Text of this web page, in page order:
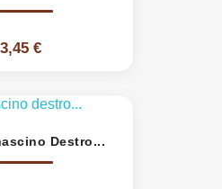
3,45 €
Destro...